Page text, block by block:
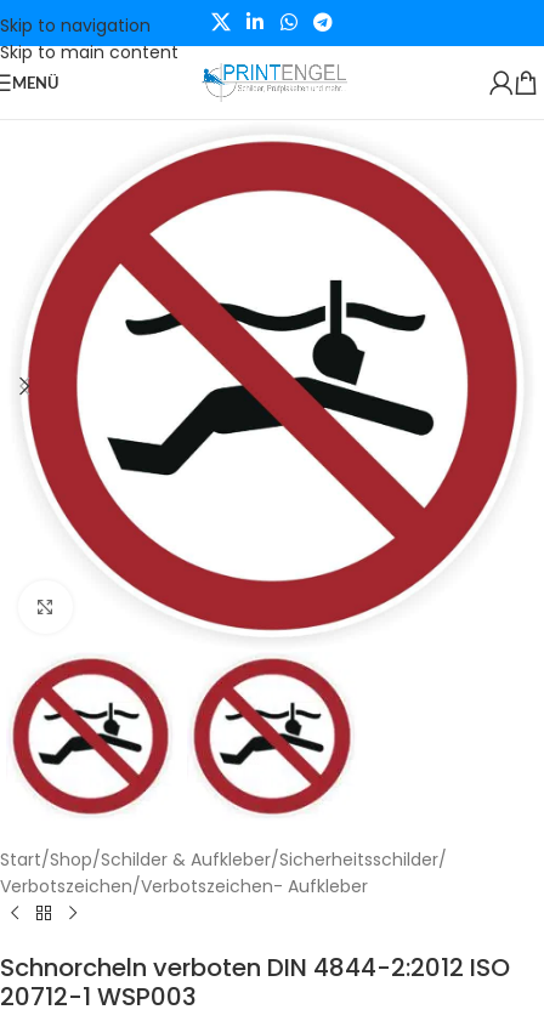
Skip to navigation
Skip to main content
MENÜ
Klicken zum Vergrößern
Start/Shop/Schilder & Aufkleber/Sicherheitsschilder/
Verbotszeichen/Verbotszeichen- Aufkleber
Schnorcheln verboten DIN 4844-2:2012 ISO
20712-1 WSP003